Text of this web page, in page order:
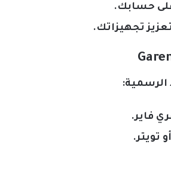
الرسمية:
فاير.
تويتر.